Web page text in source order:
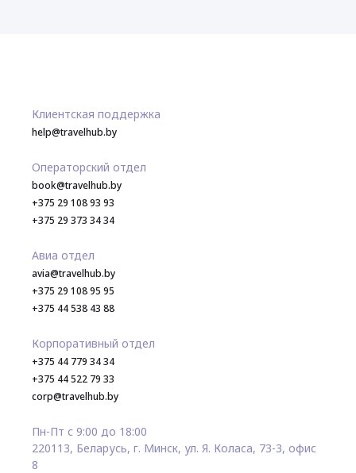
Клиентская поддержка
help@travelhub.by
Операторский отдел
book@travelhub.by
+375 29 108 93 93
+375 29 373 34 34
Авиа отдел
avia@travelhub.by
+375 29 108 95 95
+375 44 538 43 88
Корпоративный отдел
+375 44 779 34 34
+375 44 522 79 33
corp@travelhub.by
Пн-Пт с 9:00 до 18:00
220113, Беларусь, г. Минск, ул. Я. Коласа, 73-3, офис
8